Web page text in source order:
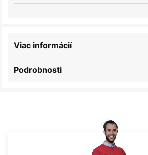
Podrobnosti
Viac informácií